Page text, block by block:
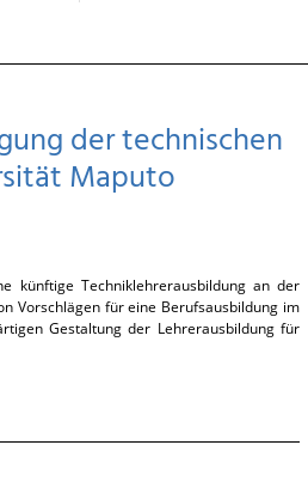
der technischen
Maputo
künftige Techniklehrerausbildung an der
Vorschlägen für eine Berufsausbildung im
Gestaltung der Lehrerausbildung für